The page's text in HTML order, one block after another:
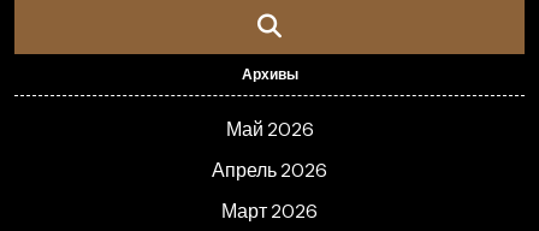
Архивы
Май 2026
Апрель 2026
Март 2026